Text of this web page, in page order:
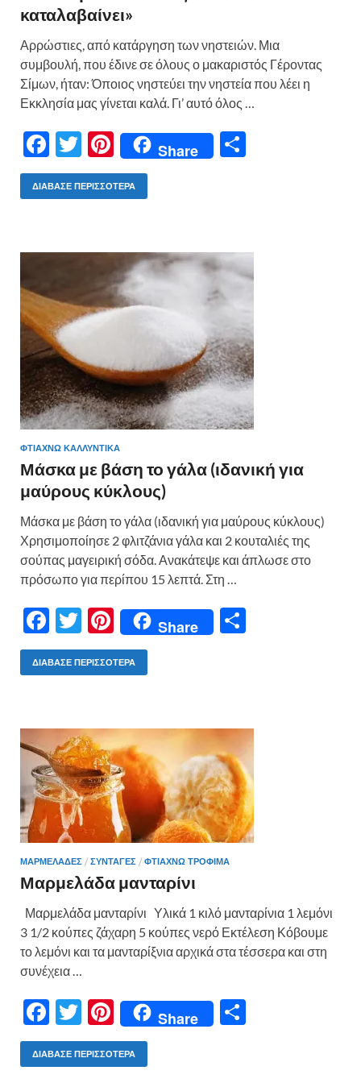
καταλαβαίνει»
Αρρώστιες, από κατάργηση των νηστειών. Μια
συμβουλή, που έδινε σε όλους ο μακαριστός Γέροντας
Σίμων, ήταν: Όποιος νηστεύει την νηστεία που λέει η
Εκκλησία μας γίνεται καλά. Γι’ αυτό όλος …
F
ac
e
o
k
T
w
itt
Pi
nt
er
t
Share
σ
τε
ε
ΔΙΆΒΑΣΕ ΠΕΡΙΣΣΌΤΕΡΑ
ΦΤΙΆΧΝΩ ΚΑΛΛΥΝΤΙΚΆ
Μάσκα με βάση το γάλα (ιδανική για
μαύρους κύκλους)
Μάσκα με βάση το γάλα (ιδανική για μαύρους κύκλους)
Χρησιμοποίησε 2 φλιτζάνια γάλα και 2 κουταλιές της
σούπας μαγειρική σόδα. Ανακάτεψε και άπλωσε στο
πρόσωπο για περίπου 15 λεπτά. Στη …
F
ac
e
o
o
k
T
w
itt
Pi
nt
er
t
Share
σ
τε
ίτ
ε
ΔΙΆΒΑΣΕ ΠΕΡΙΣΣΌΤΕΡΑ
ΜΑΡΜΕΛΆΔΕΣ / ΣΥΝΤΑΓΕΣ / ΦΤΙΑΧΝΩ ΤΡΟΦΙΜΑ
Μαρμελάδα μανταρίνι
Μαρμελάδα μανταρίνι Υλικά 1 κιλό μανταρίνια 1 λεμόνι
3 1/2 κούπες ζάχαρη 5 κούπες νερό Εκτέλεση Κόβουμε
το λεμόνι και τα μανταρίξνια αρχικά στα τέσσερα και στη
συνέχεια …
F
ac
e
T
w
itt
Pi
nt
er
Share
ΔΙΆΒΑΣΕ ΠΕΡΙΣΣΌΤΕΡΑ